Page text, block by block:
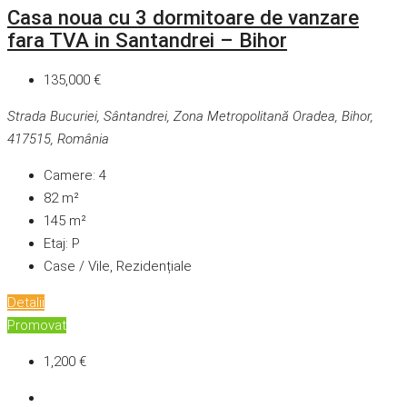
Casa noua cu 3 dormitoare de vanzare
fara TVA in Santandrei – Bihor
135,000 €
Strada Bucuriei, Sântandrei, Zona Metropolitană Oradea, Bihor,
417515, România
Camere: 4
82 m²
145 m²
Etaj: P
Case / Vile, Rezidențiale
Detalii
Promovat
1,200 €